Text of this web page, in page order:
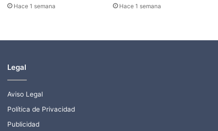
Hace 1 semana Hace 1 semana
Legal
Aviso Legal
Política de Privacidad
Publicidad